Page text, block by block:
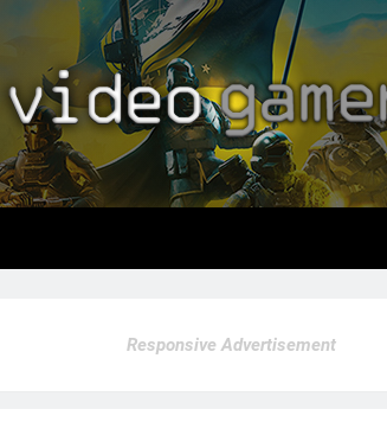
Responsive Advertisement